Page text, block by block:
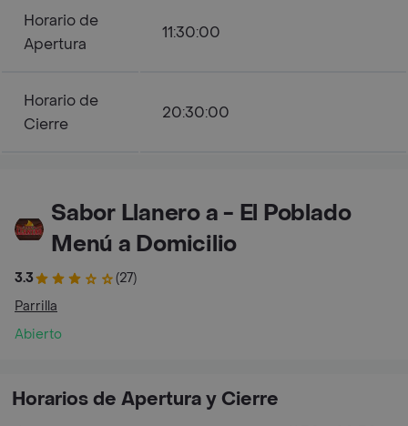
Horario de
Apertura
11:30:00
Horario de
Cierre
20:30:00
Sabor Llanero a - El Poblado
Menú a Domicilio
3.3
(27)
Parrilla
Abierto
Horarios de Apertura y Cierre